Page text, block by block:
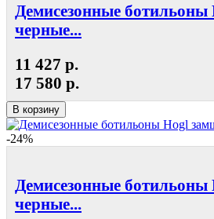
Демисезонные
черные...
11 427 р.
17 580 р.
В корзину
-24%
Демисезонные
черные...